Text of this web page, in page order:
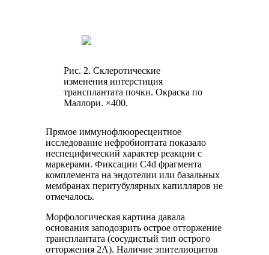
Рис. 2. Склеротические
изменения интерстиция
трансплантата почки. Окраска по
Маллори. ×400.
Прямое иммунофлюоресцентное
исследование нефробиоптата показало
неспецифический характер реакции с
маркерами. Фиксации C4d фрагмента
комплемента на эндотелии или базальных
мембранах перитубулярных капилляров не
отмечалось.
Морфологическая картина давала
основания заподозрить острое отторжение
трансплантата (сосудистый тип острого
отторжения 2А). Наличие эпителиоцитов